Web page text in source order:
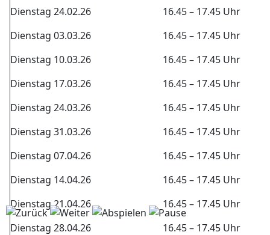
Dienstag 24.02.26
16.45 – 17.45 Uhr
Dienstag 03.03.26
16.45 – 17.45 Uhr
Dienstag 10.03.26
16.45 – 17.45 Uhr
Dienstag 17.03.26
16.45 – 17.45 Uhr
Dienstag 24.03.26
16.45 – 17.45 Uhr
Dienstag 31.03.26
16.45 – 17.45 Uhr
Dienstag 07.04.26
16.45 – 17.45 Uhr
Dienstag 14.04.26
16.45 – 17.45 Uhr
Dienstag 21.04.26
16.45 – 17.45 Uhr
Dienstag 28.04.26
16.45 – 17.45 Uhr